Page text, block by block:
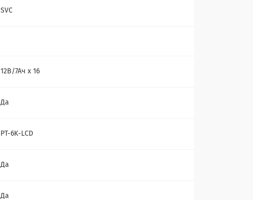
SVC
12В/7Ач х 16
Да
PT-6K-LCD
Да
Да